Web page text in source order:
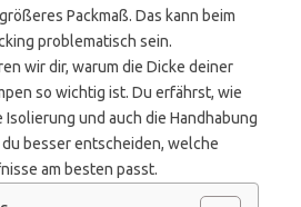
Packmaß. Das kann beim
problematisch sein.
wir dir, warum die Dicke deiner
so wichtig ist. Du erfährst, wie
und auch die Handhabung
besser entscheiden, welche
am besten passt.